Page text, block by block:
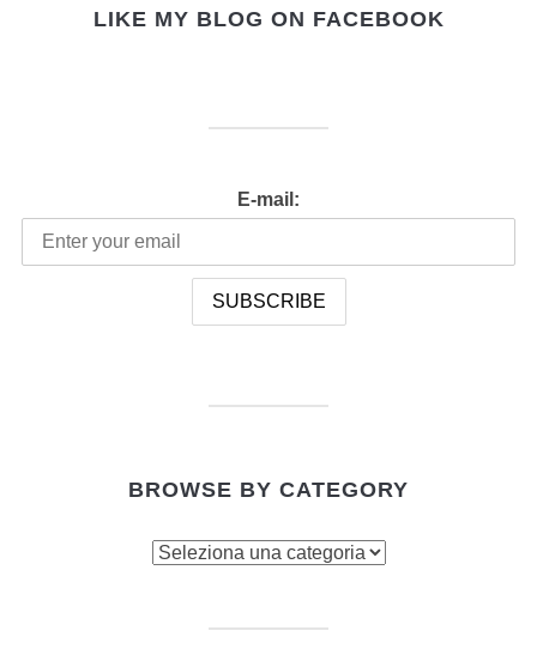
LIKE MY BLOG ON FACEBOOK
E-mail:
BROWSE BY CATEGORY